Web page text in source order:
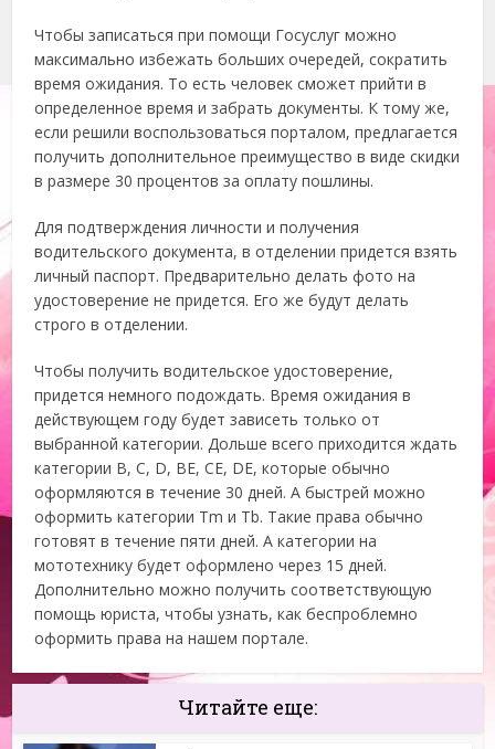
Чтобы записаться при помощи Госуслуг можно
максимально избежать больших очередей, сократить
время ожидания. То есть человек сможет прийти в
определенное время и забрать документы. К тому же,
если решили воспользоваться порталом, предлагается
получить дополнительное преимущество в виде скидки
в размере 30 процентов за оплату пошлины.
Для подтверждения личности и получения
водительского документа, в отделении придется взять
личный паспорт. Предварительно делать фото на
удостоверение не придется. Его же будут делать
строго в отделении.
Чтобы получить водительское удостоверение,
придется немного подождать. Время ожидания в
действующем году будет зависеть только от
выбранной категории. Дольше всего приходится ждать
категории B, C, D, BE, CE, DE, которые обычно
оформляются в течение 30 дней. А быстрей можно
оформить категории Tm и Tb. Такие права обычно
готовят в течение пяти дней. А категории на
мототехнику будет оформлено через 15 дней.
Дополнительно можно получить соответствующую
помощь юриста, чтобы узнать, как беспроблемно
оформить права на нашем портале.
Читайте еще: